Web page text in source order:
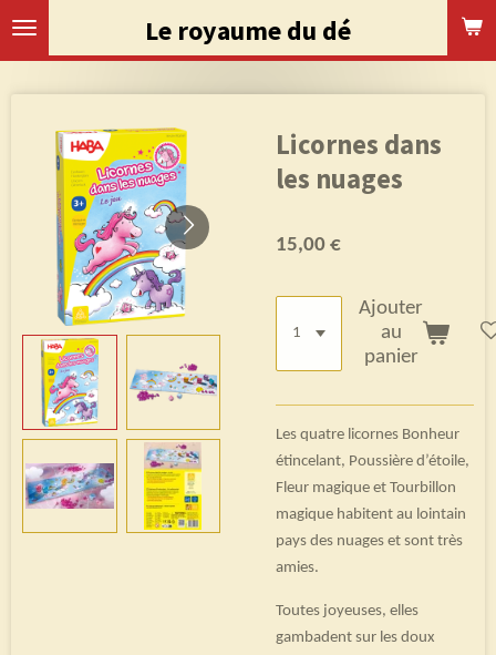
Passer
Le royaume du dé
Licornes dans
les nuages
15,00 €
Ajouter
au
panier
Les quatre licornes Bonheur
étincelant, Poussière d’étoile,
Fleur magique et Tourbillon
magique habitent au lointain
pays des nuages et sont très
amies.
Toutes joyeuses, elles
gambadent sur les doux